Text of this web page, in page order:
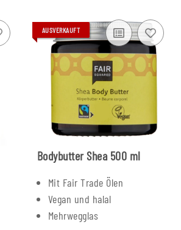
AUSVERKAUFT
Bodybutter Shea 500 ml
Mit Fair Trade Ölen
Vegan und halal
Mehrwegglas